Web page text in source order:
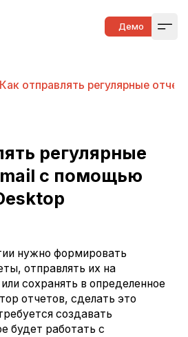
Демо
Как отправлять регулярные
регулярные
с помощью
нужно формировать
отправлять их на
сохранять в определенное
отчетов, сделать это
создавать
будет работать с